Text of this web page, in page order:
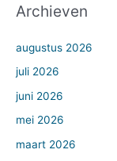
Archieven
augustus 2026
juli 2026
juni 2026
mei 2026
maart 2026